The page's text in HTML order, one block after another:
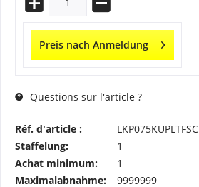
Preis nach Anmeldung
Questions sur l'article ?
Réf. d'article :
LKP075KUPLTFSC
Staffelung:
1
Achat minimum:
1
Maximalabnahme:
9999999